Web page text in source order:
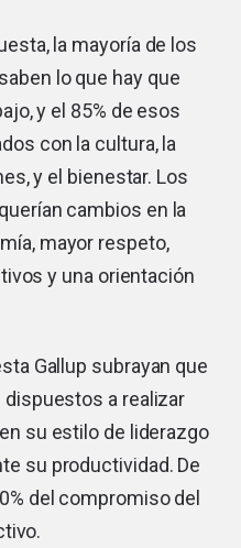
la mayoría de los
lo que hay que
y el 85% de esos
con la cultura, la
y el bienestar. Los
cambios en la
mayor respeto,
y una orientación
Gallup subrayan que
a realizar
su estilo de liderazgo
su productividad. De
del compromiso del